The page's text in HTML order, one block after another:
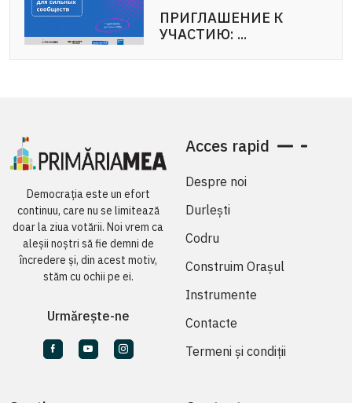
ПРИГЛАШЕНИЕ К
УЧАСТИЮ: ...
Democrația este un efort
continuu, care nu se limitează
doar la ziua votării. Noi vrem ca
aleșii noștri să fie demni de
încredere și, din acest motiv,
stăm cu ochii pe ei.
Urmărește-ne
Acces rapid
Despre noi
Durlești
Codru
Construim Orașul
Instrumente
Contacte
Termeni și condiții